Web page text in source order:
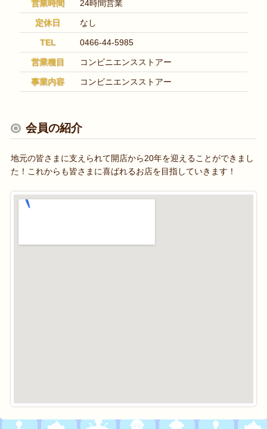
営業時間 24時間営業
定休日 なし
TEL 0466-44-5985
営業種目 コンビニエンスストアー
事業内容 コンビニエンスストアー
会員の紹介
地元の皆さまに支えられて開店から20年を迎えることができまし
た！これからも皆さまに喜ばれるお店を目指していきます！